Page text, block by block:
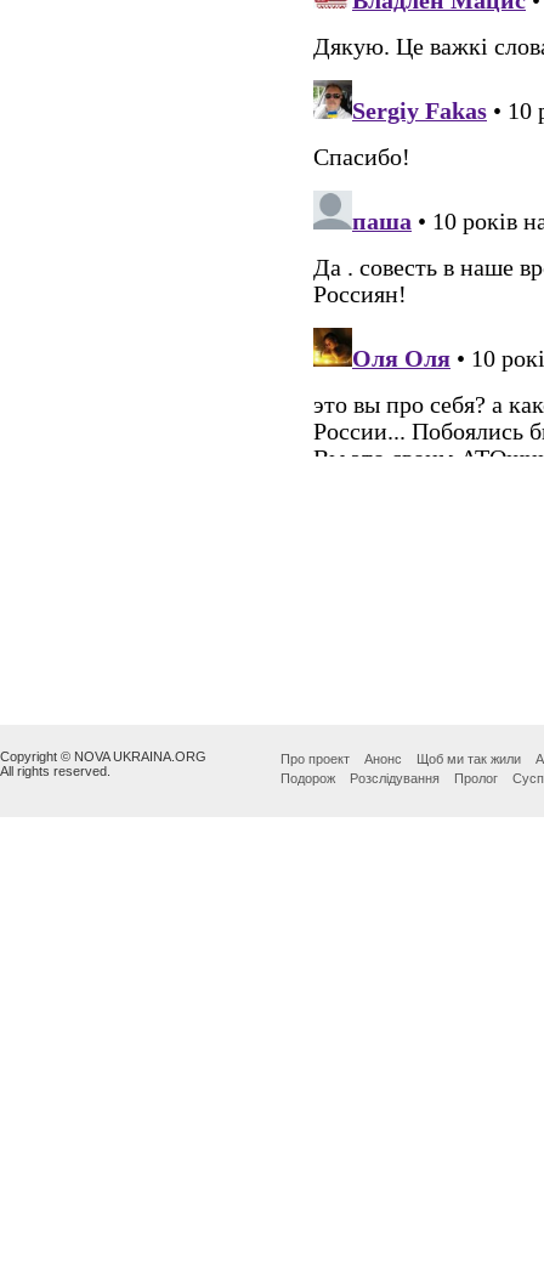
Copyright © NOVA UKRAINA.ORG
All rights reserved.
Про проект Анонс Щоб ми так жили
Подорож
Розслідування Пролог